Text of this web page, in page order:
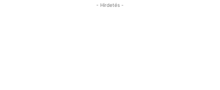
- Hirdetés -